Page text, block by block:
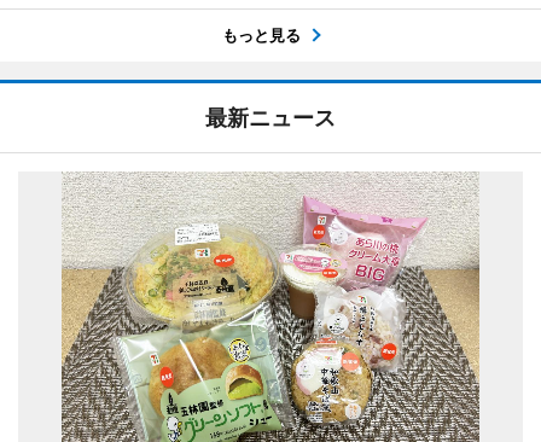
もっと見る
最新ニュース